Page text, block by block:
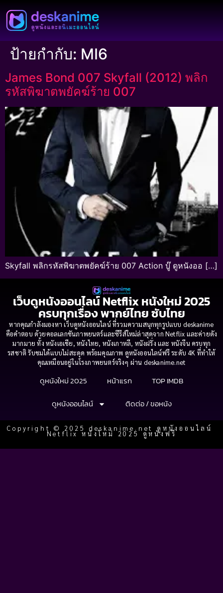
ป้ายกำกับ: MI6
James Bond 007 Skyfall (2012) พลิก
รหัสพิฆาตพยัคฆ์ร้าย 007
Skyfall พลิกรหัสพิฆาตพยัคฆ์ร้าย 007 Action บู๊ ดูหนังออ […]
เว็บดูหนังออนไลน์ Netflix หนังใหม่ 2025
ครบทุกเรื่อง พากย์ไทย ซับไทย
หากคุณกำลังมองหา เว็บดูหนังออนไลน์ ที่รวมความสนุกทุกรูปแบบ deskanime
คือคำตอบ ด้วยคอลเลกชันภาพยนตร์และซีรีส์ใหม่ล่าสุดจาก Netflix และค่ายดัง
มากมาย ทั้ง หนังเอเชีย, หนังไทย, หนังเกาหลี, หนังฝรั่ง และ หนังจีน ครบทุก
รสชาติ รับชมได้แบบไม่สะดุด พร้อมคุณภาพ ดูหนังออนไลน์ฟรี ระดับ 4K ที่ทำให้
คุณเหมือนอยู่ในโรงภาพยนตร์จริงๆ ผ่าน deskanime.net
ดูหนังใหม่ 2025 หน้าแรก
TOP IMDB
ดูหนังออนไลน์
ติดต่อ / ขอหนัง
Copyright © 2025 deskanime.net ดูหนังออนไลน์
Netflix หนังใหม่ 2025 ดูหนังฟรี